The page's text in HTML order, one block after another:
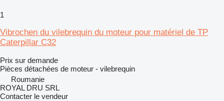
1
Vibrochen du vilebrequin du moteur pour matériel de TP
Caterpillar C32
Prix sur demande
Pièces détachées de moteur - vilebrequin
Roumanie
ROYAL DRU SRL
Contacter le vendeur